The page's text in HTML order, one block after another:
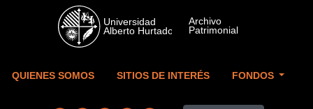
Skip to main content
QUIENES SOMOS SITIOS DE INTERÉS FONDOS